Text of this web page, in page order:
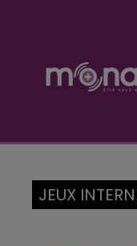
JEUX